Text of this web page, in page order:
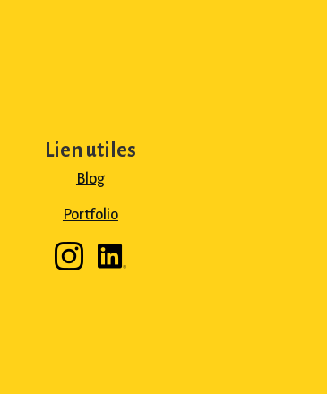
Lien utiles
Blog
Portfolio